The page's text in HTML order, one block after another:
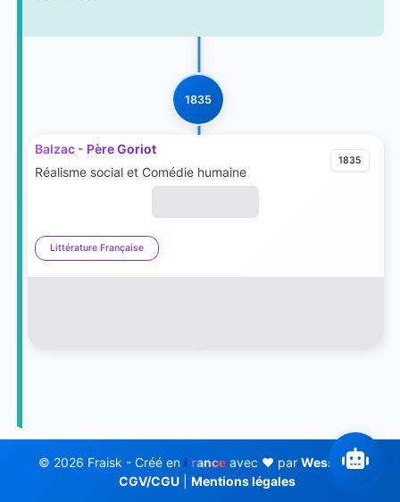
1835
1835
Balzac - Père Goriot
Réalisme social et Comédie humaine
Littérature Française
© 2026 Fraisk - Créé en Franceavec ❤️ par Wess Soft
CGV/CGU
Mentions légales